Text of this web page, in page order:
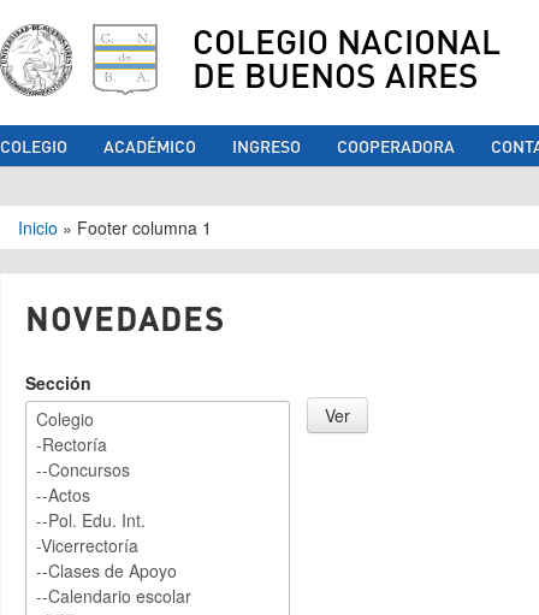
COLEGIO NACIONAL
DE BUENOS AIRES
COLEGIO ACADÉMICO INGRESO COOPERADORA
Se encuentra usted aquí
Inicio » Footer columna 1
NOVEDADES
Sección